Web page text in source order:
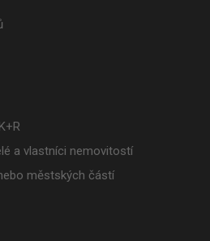
a vlastníci nemovitostí
městských částí